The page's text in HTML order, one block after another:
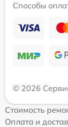
Способы
© 2026
Стоимость
Оплата и